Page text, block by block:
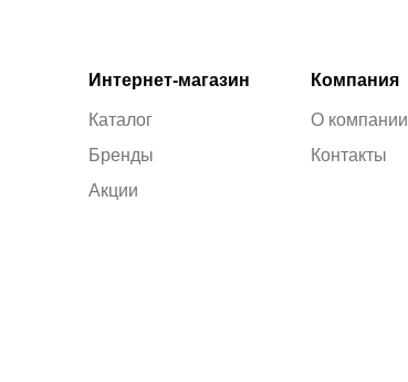
Интернет-магазин
Каталог
Бренды
Акции
Компания
О компании
Контакты